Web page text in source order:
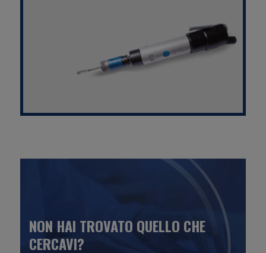
NON HAI TROVATO QUELLO CHE
CERCAVI?